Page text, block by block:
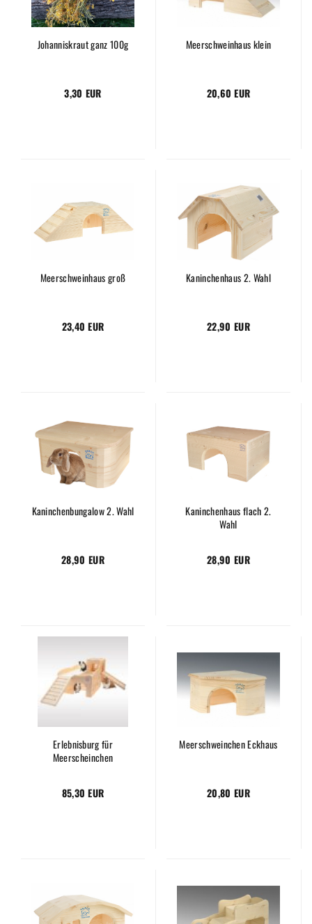
Johanniskraut ganz 100g
3,30 EUR
Meerschweinhaus klein
20,60 EUR
Meerschweinhaus groß
23,40 EUR
Kaninchenhaus 2. Wahl
22,90 EUR
Kaninchenbungalow 2. Wahl
28,90 EUR
Kaninchenhaus flach 2.
Wahl
28,90 EUR
Erlebnisburg für
Meerscheinchen
85,30 EUR
Meerschweinchen Eckhaus
20,80 EUR